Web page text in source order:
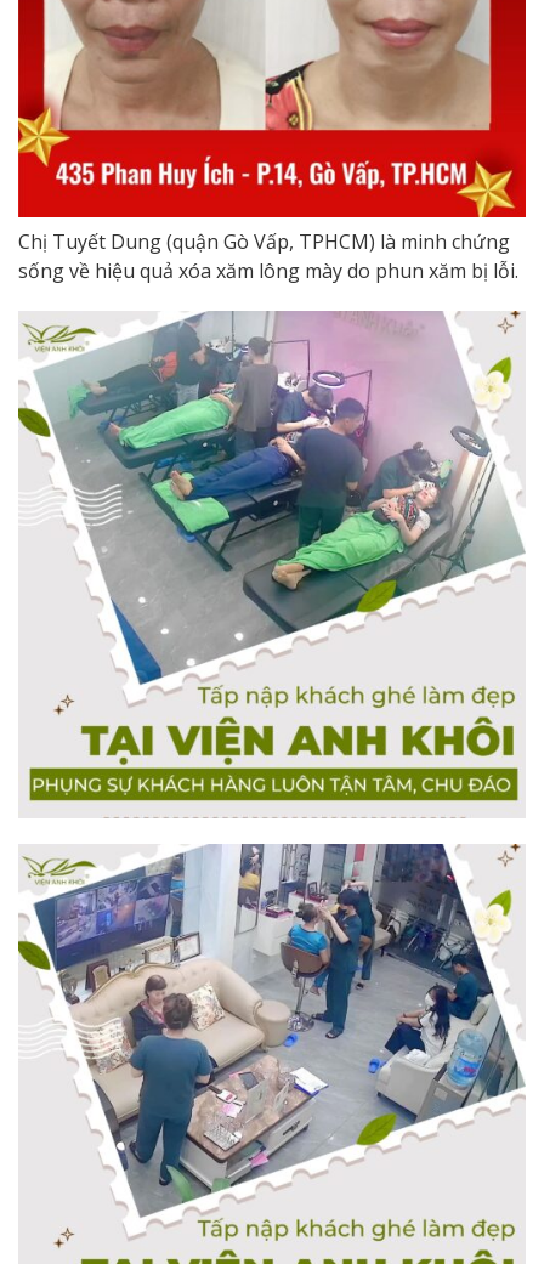
Chị Tuyết Dung (quận Gò Vấp, TPHCM) là minh chứng
sống về hiệu quả xóa xăm lông mày do phun xăm bị lỗi.